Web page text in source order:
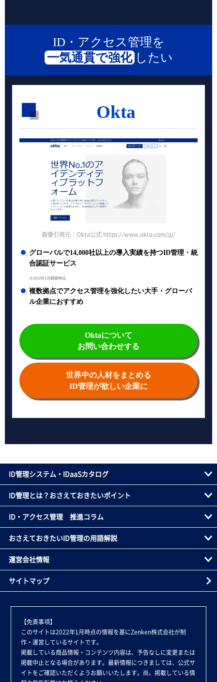
ID・アクセス管理を
一気通貫で強化 したい
Okta
画像引用元：Okta公式 https://www.okta.com/jp/
グローバルで14,000社以上の導入実績を持つID管理・統
合認証サービス
※2022年1月調査時点
複数拠点でアクセス管理を強化したい大手・グローバ
ル企業におすすめ
Oktaについて
お問い合わせする
世界中の人材をまとめる
ID管理が欲しい企業に
ID管理システム・IDaaSカタログ
ID管理とは？おさえておきたいポイント
ID・アクセス管理 推進コラム
おさえておきたいID管理の用語解説
運営会社情報
サイトマップ
【免責事項】
このサイトは2022年1月時点の情報を基にZenken株式会社が制
作・運営しているサイトです。
掲載している商品情報・コンテンツ内容は、予告なしに変更または
掲載中止となる場合があります。最新情報につきましては、公式サ
イトをご確認いただくようお願いいたします。尚、掲載している情